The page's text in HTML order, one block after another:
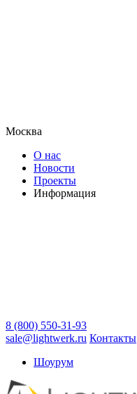
Москва
О нас
Новости
Проекты
Информация
8 (800) 550-31-93
sale@lightwerk.ru Контакты
Шоурум